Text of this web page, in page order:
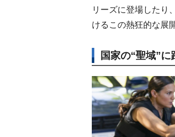
リーズに登場したり
けるこの熱狂的な展
国家の“聖域”